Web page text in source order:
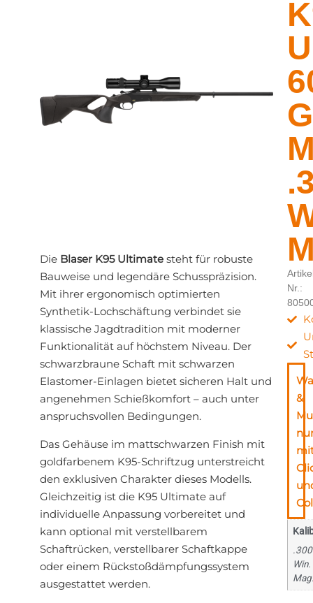
Die Blaser K95 Ultimatesteht für robuste
Bauweise und legendäre Schusspräzision.
Mit ihrer ergonomisch optimierten
Synthetik‑Lochschäftung verbindet sie
klassische Jagdtradition mit moderner
Funktionalität auf höchstem Niveau. Der
schwarzbraune Schaft mit schwarzen
Elastomer‑Einlagen bietet sicheren Halt und
angenehmen Schießkomfort – auch unter
anspruchsvollen Bedingungen.
Das Gehäuse im mattschwarzen Finish mit
goldfarbenem K95‑Schriftzug unterstreicht
den exklusiven Charakter dieses Modells.
Gleichzeitig ist die K95 Ultimate auf
individuelle Anpassung vorbereitet und
kann optional mit verstellbarem
Schaftrücken, verstellbarer Schaftkappe
oder einem Rückstoßdämpfungssystem
ausgestattet werden.
Nr.:
&
.300
Win.